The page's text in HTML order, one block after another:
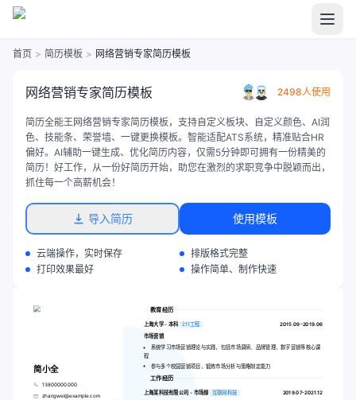
首页 > 简历模板 > 网络营销专家简历模板
网络营销专家简历模板 2498人使用
简历全能王网络营销专家简历模板，支持自定义板块、自定义颜色、AI润
色、技能条、荣誉墙、一键更换模板。智能适配ATS系统，精准贴合HR
偏好。AI辅助一键生成、优化简历内容，仅需5分钟即可拥有一份精美的
简历！好工作，从一份好简历开始，助您在激烈的求职竞争中脱颖而出，
抓住每一个高薪机会！
导入简历 使用模板
云端操作，实时保存
排版格式完整
打印效果最好
操作简单、制作快速
简小全
13800000000
zhangwei@example.com
教育经历
上海大学 - 本科 211工程
2015.09-2019.06
市场营销
系统学习市场营销理论与实践，包括市场调研、品牌管理、数字营销等核心课
程
参与多个校园营销项目，锻炼市场分析与策略制定能力
工作经历
上海某科技有限公司 - 市场部 互联网科技
2019.07-2021.12